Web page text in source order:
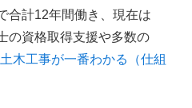
合計12年間働き、現在は
の資格取得支援や多数の
土木工事が一番わかる（仕組